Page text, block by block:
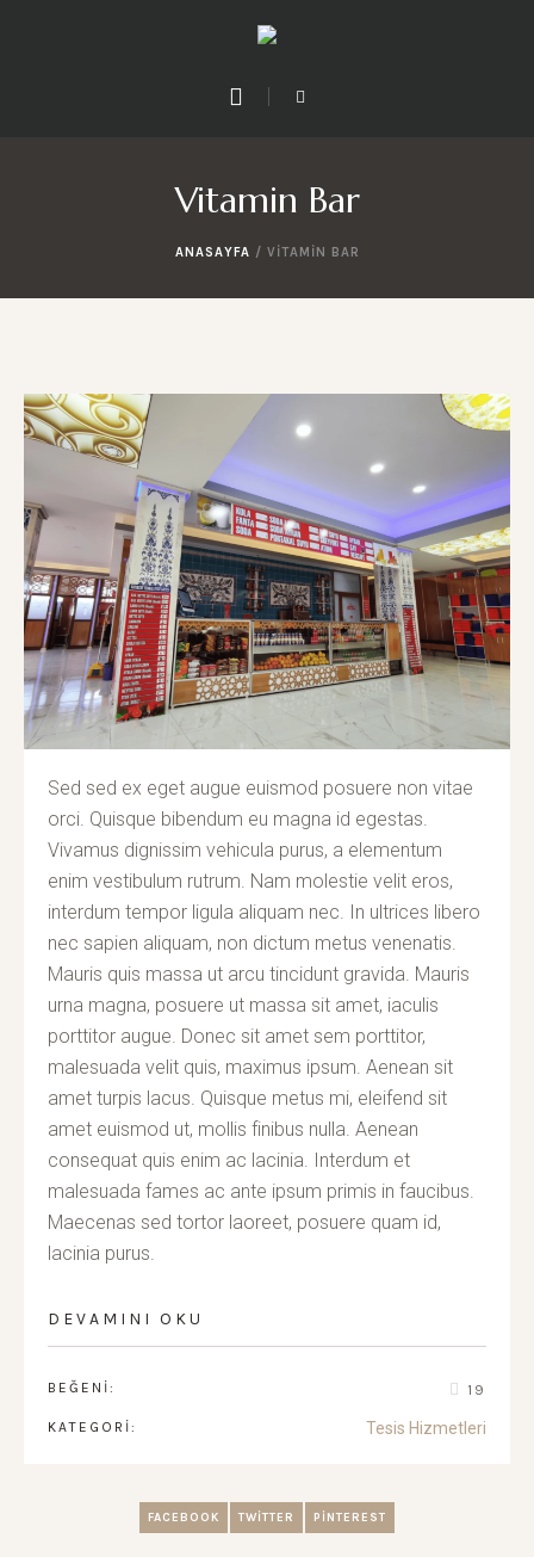
Vitamin Bar
ANASAYFA / VITAMIN BAR
Sed sed ex eget augue euismod posuere non vitae
orci. Quisque bibendum eu magna id egestas.
Vivamus dignissim vehicula purus, a elementum
enim vestibulum rutrum. Nam molestie velit eros,
interdum tempor ligula aliquam nec. In ultrices libero
nec sapien aliquam, non dictum metus venenatis.
Mauris quis massa ut arcu tincidunt gravida. Mauris
urna magna, posuere ut massa sit amet, iaculis
porttitor augue. Donec sit amet sem porttitor,
malesuada velit quis, maximus ipsum. Aenean sit
amet turpis lacus. Quisque metus mi, eleifend sit
amet euismod ut, mollis finibus nulla. Aenean
consequat quis enim ac lacinia. Interdum et
malesuada fames ac ante ipsum primis in faucibus.
Maecenas sed tortor laoreet, posuere quam id,
lacinia purus.
DEVAMINI OKU
BEĞENI: 19
KATEGORI: Tesis Hizmetleri
FACEBOOK TWITTER PINTEREST